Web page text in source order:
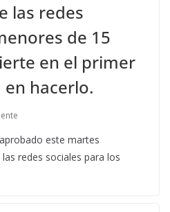
las redes
de 15
en el primer
en hacerlo.
este martes
redes sociales para los